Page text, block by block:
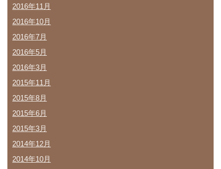
2016年11月
2016年10月
2016年7月
2016年5月
2016年3月
2015年11月
2015年8月
2015年6月
2015年3月
2014年12月
2014年10月